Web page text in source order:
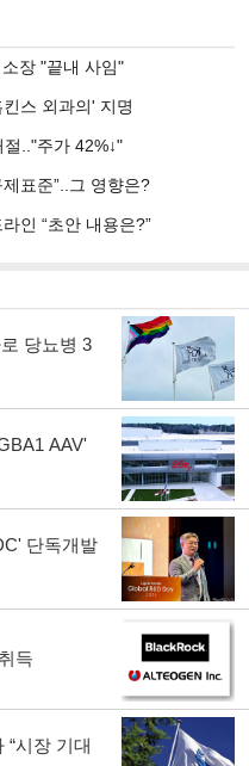
장 "끝내 사임"
스 외과의' 지명
.."주가 42%↓"
표준”..그 영향은?
인 “초안 내용은?”
당뇨병 3
AAV'
단독개발
득
“시장 기대